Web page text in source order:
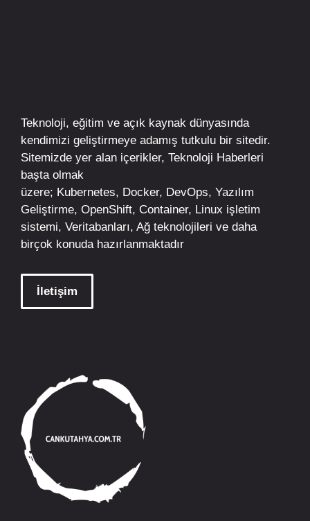
Teknoloji, eğitim ve açık kaynak dünyasında
kendimizi geliştirmeye adamış tutkulu bir sitedir.
Sitemizde yer alan içerikler, Teknoloji Haberleri
başta olmak
üzere; Kubernetes, Docker, DevOps, Yazılım
Geliştirme, OpenShift, Container, Linux işletim
sistemi, Veritabanları, Ağ teknolojileri ve daha
birçok konuda hazırlanmaktadır
İletişim